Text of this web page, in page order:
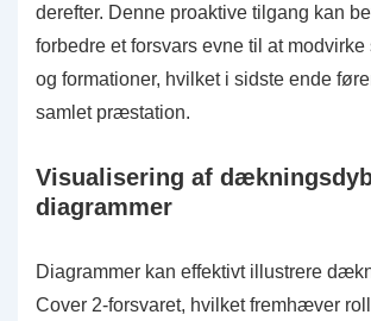
derefter. Denne proaktive tilgang kan
forbedre et forsvars evne til at modvirke
og formationer, hvilket i sidste ende
samlet præstation.
Visualisering af
diagrammer
Diagrammer kan effektivt illustrere
Cover 2-forsvaret, hvilket fremhæver